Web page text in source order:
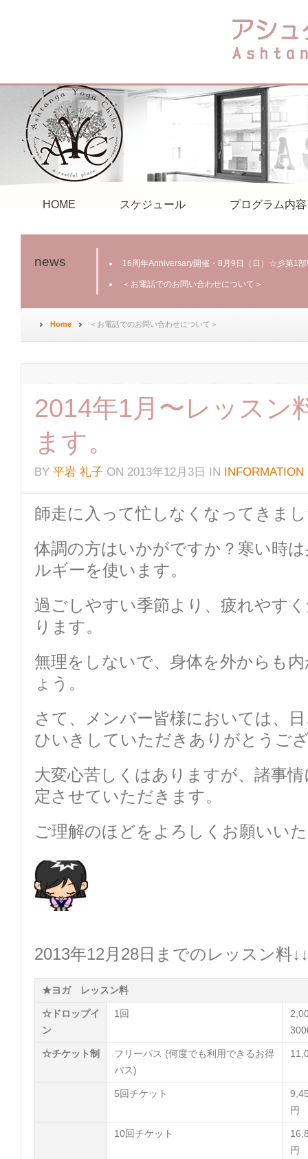
HOME スケジュール プログラム内容
news 16周年Anniversary開催・8月9日（日）☆彡第1
＜お電話でのお問い合わせについて＞
Home ＜お電話でのお問い合わせについて＞
2014年1月〜レッスン
ます。
BY 平岩 礼子 ON 2013年12月3日 IN INFORMATION
師走に入って忙しなくなってきま
体調の方はいかがですか？寒い時
ルギーを使います。
過ごしやすい季節より、疲れやす
ります。
無理をしないで、身体を外からも
ょう。
さて、メンバー皆様においては、
ひいきしていただきありがとうご
大変心苦しくはありますが、諸事
定させていただきます。
ご理解のほどをよろしくお願いい
2013年12月28日までのレッスン料↓↓
★ヨガ レッスン料
☆ドロップイ
ン
1回
☆チケット制
フリーパス (何度でも利用できるお得
パス)
5回チケット
円
10回チケット
円